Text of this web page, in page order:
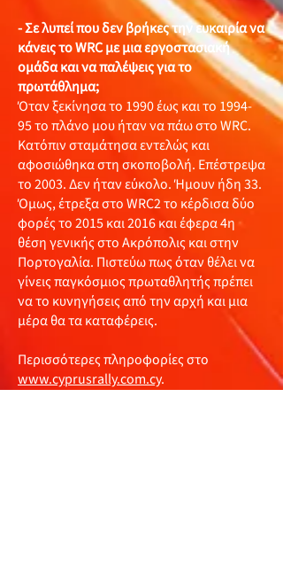
- Σε λυπεί που δεν βρήκες την ευκαιρία να
κάνεις το WRC με μια εργοστασιακή
ομάδα και να παλέψεις για το
πρωτάθλημα;
Όταν ξεκίνησα το 1990 έως και το 1994-
95 το πλάνο μου ήταν να πάω στο WRC.
Κατόπιν σταμάτησα εντελώς και
αφοσιώθηκα στη σκοποβολή. Επέστρεψα
το 2003. Δεν ήταν εύκολο. Ήμουν ήδη 33.
Όμως, έτρεξα στο WRC2 το κέρδισα δύο
φορές το 2015 και 2016 και έφερα 4η
θέση γενικής στο Ακρόπολις και στην
Πορτογαλία. Πιστεύω πως όταν θέλει να
γίνεις παγκόσμιος πρωταθλητής πρέπει
να το κυνηγήσεις από την αρχή και μια
μέρα θα τα καταφέρεις.
Περισσότερες πληροφορίες στο
www.cyprusrally.com.cy.